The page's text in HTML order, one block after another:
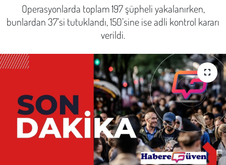
Operasyonlarda toplam 197 şüpheli yakalanırken,
bunlardan 37’si tutuklandı, 150’sine ise adli kontrol kararı
verildi.
Yerel Haberler
Sağlık
Emek
Spor
Haber Arşivi